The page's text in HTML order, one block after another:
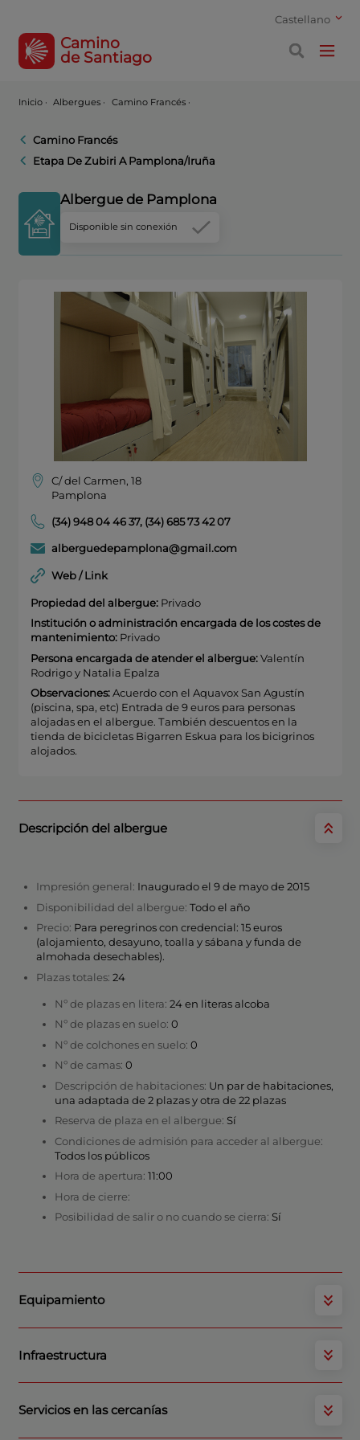
Castellano
Camino
de Santiago
Inicio · Albergues · Camino Francés ·
Camino Francés
Etapa De Zubiri A Pamplona/Iruña
Albergue de Pamplona
Disponible sin conexión
C/ del Carmen, 18
Pamplona
(34) 948 04 46 37, (34) 685 73 42 07
alberguedepamplona@gmail.com
Web / Link
Propiedad del albergue:Privado
Institución o administración encargada de los costes de
mantenimiento:Privado
Persona encargada de atender el albergue:Valentín
Rodrigo y Natalia Epalza
Observaciones:Acuerdo con el Aquavox San Agustín
(piscina, spa, etc) Entrada de 9 euros para personas
alojadas en el albergue. También descuentos en la
tienda de bicicletas Bigarren Eskua para los bicigrinos
alojados.
Descripción del albergue
Impresión general: Inaugurado el 9 de mayo de 2015
Disponibilidad del albergue: Todo el año
Precio: Para peregrinos con credencial: 15 euros
(alojamiento, desayuno, toalla y sábana y funda de
almohada desechables).
Plazas totales: 24
Nº de plazas en litera: 24 en literas alcoba
Nº de plazas en suelo: 0
Nº de colchones en suelo: 0
Nº de camas: 0
Descripción de habitaciones: Un par de habitaciones,
una adaptada de 2 plazas y otra de 22 plazas
Reserva de plaza en el albergue: Sí
Condiciones de admisión para acceder al albergue:
Todos los públicos
Hora de apertura: 11:00
Hora de cierre:
Posibilidad de salir o no cuando se cierra: Sí
Equipamiento
Infraestructura
Servicios en las cercanías